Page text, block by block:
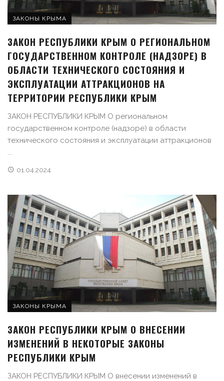
ЗАКОНЫ КРЫМА
ЗАКОН РЕСПУБЛИКИ КРЫМ О РЕГИОНАЛЬНОМ
ГОСУДАРСТВЕННОМ КОНТРОЛЕ (НАДЗОРЕ) В
ОБЛАСТИ ТЕХНИЧЕСКОГО СОСТОЯНИЯ И
ЭКСПЛУАТАЦИИ АТТРАКЦИОНОВ НА
ТЕРРИТОРИИ РЕСПУБЛИКИ КРЫМ
ЗАКОН РЕСПУБЛИКИ КРЫМ О региональном
государственном контроле (надзоре) в области
технического состояния и эксплуатации аттракционов
01.04.2024
ЗАКОНЫ КРЫМА
ЗАКОН РЕСПУБЛИКИ КРЫМ О ВНЕСЕНИИ
ИЗМЕНЕНИЙ В НЕКОТОРЫЕ ЗАКОНЫ
РЕСПУБЛИКИ КРЫМ
ЗАКОН РЕСПУБЛИКИ КРЫМ О внесении изменений в